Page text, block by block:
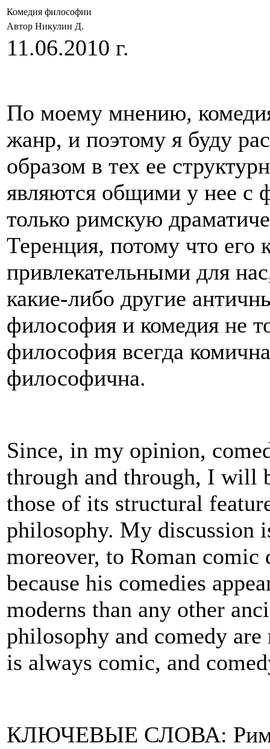
Комедия философии
Автор Никулин Д.
11.06.2010 г.
По моему мнению,
жанр, и поэтому я буду
образом в тех ее
являются общими у нее с
только римскую
Теренция, потому что его
привлекательными для
какие-либо другие
философия и комедия не
философия всегда
философична.
Since, in my opinion,
through and through, I will
those of its structural
philosophy. My discussion
moreover, to Roman comic
because his comedies
moderns than any other
philosophy and comedy
is always comic, and
КЛЮЧЕВЫЕ СЛОВА: